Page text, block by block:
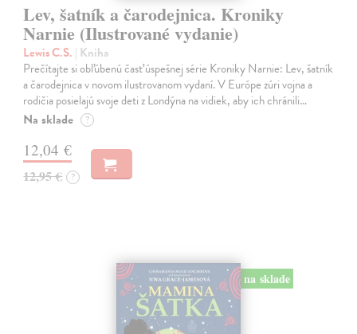
Lev, šatník a čarodejnica. Kroniky
Narnie (Ilustrované vydanie)
Lewis C.S. | Kniha
Prečítajte si obľúbenú časť úspešnej série Kroniky Narnie: Lev, šatník
a čarodejnica v novom ilustrovanom vydaní. V Európe zúri vojna a
rodičia posielajú svoje deti z Londýna na vidiek, aby ich chránili…
Na sklade ?
12,04 €
12,95 € ?
na sklade